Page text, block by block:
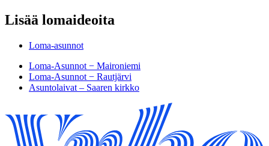
Lisää lomaideoita
Loma-asunnot
Loma-Asunnot − Maironiemi
Loma-Asunnot − Rautjärvi
Asuntolaivat – Saaren kirkko